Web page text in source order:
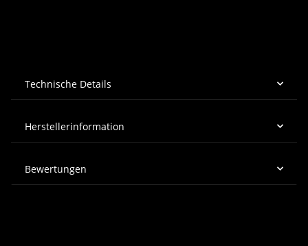
Technische Details
Herstellerinformation
Bewertungen